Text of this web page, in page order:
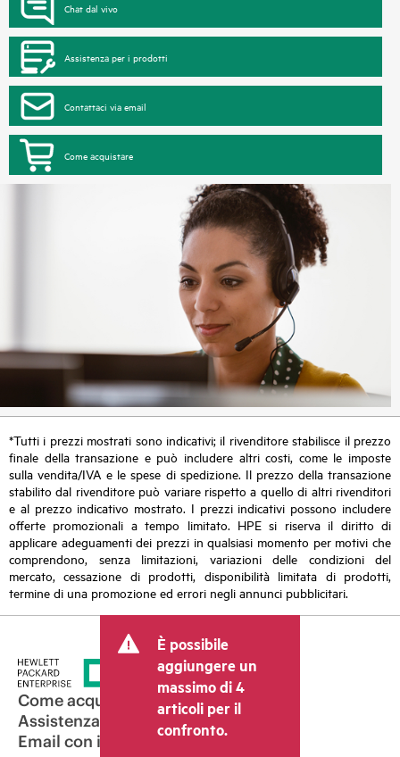
Chat dal vivo
Assistenza per i prodotti
Contattaci via email
Come acquistare
*Tutti i prezzi mostrati sono indicativi; il rivenditore stabilisce il prezzo
finale della transazione e può includere altri costi, come le imposte
sulla vendita/IVA e le spese di spedizione. Il prezzo della transazione
stabilito dal rivenditore può variare rispetto a quello di altri rivenditori
e al prezzo indicativo mostrato. I prezzi indicativi possono includere
offerte promozionali a tempo limitato. HPE si riserva il diritto di
applicare adeguamenti dei prezzi in qualsiasi momento per motivi che
comprendono, senza limitazioni, variazioni delle condizioni del
mercato, cessazione di prodotti, disponibilità limitata di prodotti,
termine di una promozione ed errori negli annunci pubblicitari.
È possibile
aggiungere un
massimo di 4
articoli per il
confronto.
Come acquistare
Assistenza per i prodotti
Email con il commerciale